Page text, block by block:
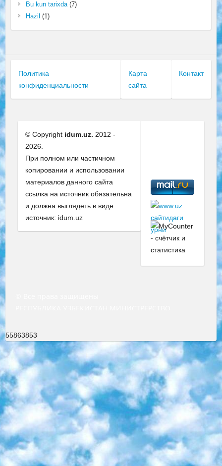
Bu kun tarixda(7)
Hazil (1)
Политика
конфиденциальности
Карта
сайта
Контакт
© Copyright idum.uz. 2012 -
2026.
При полном или частичном
копировании и использовании
материалов данного сайта
ссылка на источник обязательна
и должна выглядеть в виде
источник: idum.uz
55863853